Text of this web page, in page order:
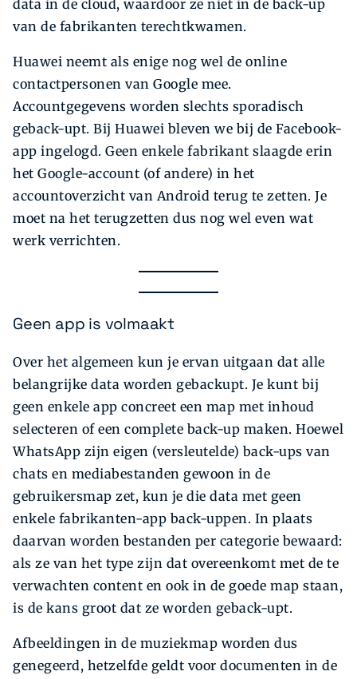
data in de cloud, waardoor ze niet in de back-up
van de fabrikanten terechtkwamen.
Huawei neemt als enige nog wel de online
contactpersonen van Google mee.
Accountgegevens worden slechts sporadisch
geback-upt. Bij Huawei bleven we bij de Facebook-
app ingelogd. Geen enkele fabrikant slaagde erin
het Google-account (of andere) in het
accountoverzicht van Android terug te zetten. Je
moet na het terugzetten dus nog wel even wat
werk verrichten.
Geen app is volmaakt
Over het algemeen kun je ervan uitgaan dat alle
belangrijke data worden gebackupt. Je kunt bij
geen enkele app concreet een map met inhoud
selecteren of een complete back-up maken. Hoewel
WhatsApp zijn eigen (versleutelde) back-ups van
chats en mediabestanden gewoon in de
gebruikersmap zet, kun je die data met geen
enkele fabrikanten-app back-uppen. In plaats
daarvan worden bestanden per categorie bewaard:
als ze van het type zijn dat overeenkomt met de te
verwachten content en ook in de goede map staan,
is de kans groot dat ze worden geback-upt.
Afbeeldingen in de muziekmap worden dus
genegeerd, hetzelfde geldt voor documenten in de